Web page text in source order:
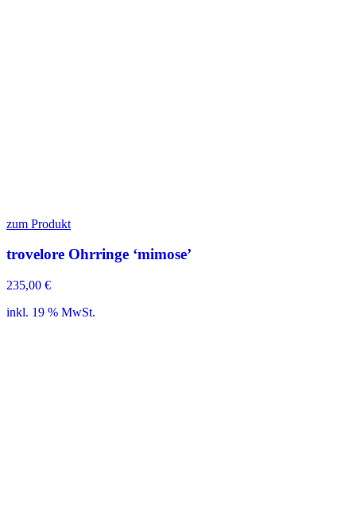
zum Produkt
trovelore Ohrringe ‘mimose’
235,00 €
inkl. 19 % MwSt.